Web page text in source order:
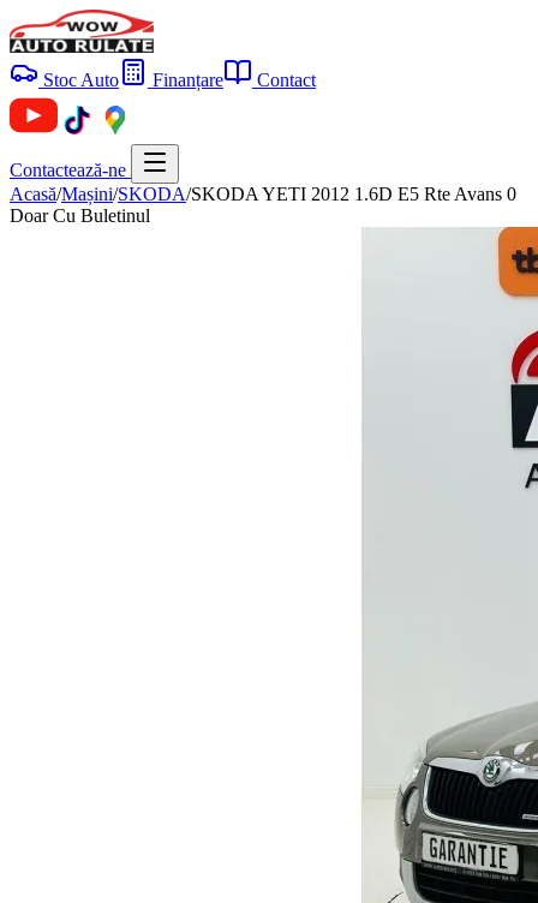
Stoc Auto Finanțare Contact
Contactează-ne
Acasă/Mașini/SKODA/SKODA YETI 2012 1.6D E5 Rte Avans 0
Doar Cu Buletinul